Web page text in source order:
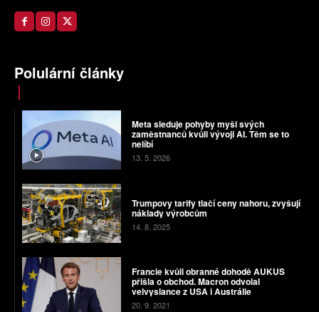
Polulární články
Meta sleduje pohyby myši svých
zaměstnanců kvůli vývoji AI. Těm se to
nelíbí
13. 5. 2026
Trumpovy tarify tlačí ceny nahoru, zvyšují
náklady výrobcům
14. 8. 2025
Francie kvůli obranné dohodě AUKUS
přišla o obchod. Macron odvolal
velvyslance z USA i Austrálie
20. 9. 2021